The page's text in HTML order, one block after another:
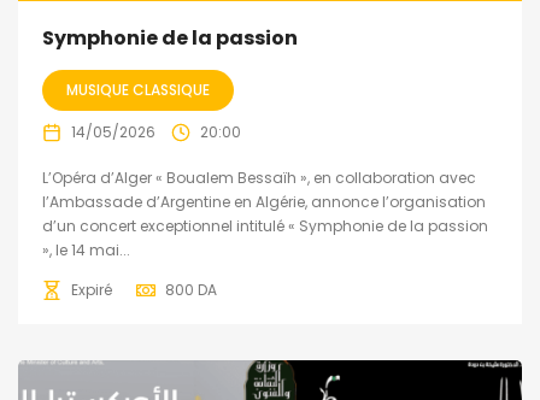
Symphonie de la passion
MUSIQUE CLASSIQUE
14/05/2026 20:00
L’Opéra d’Alger « Boualem Bessaïh », en collaboration avec
l’Ambassade d’Argentine en Algérie, annonce l’organisation
d’un concert exceptionnel intitulé « Symphonie de la passion
», le 14 mai...
Expiré
800 DA